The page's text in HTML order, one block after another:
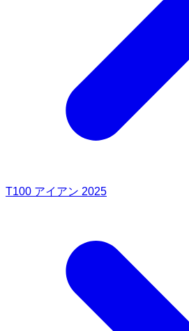
T100 アイアン 2025